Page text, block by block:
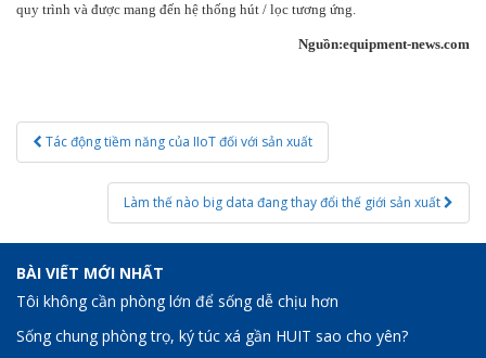
quy trình và được mang đến hệ thống hút / lọc tương ứng.
Nguồn:equipment-news.com
Post
navigation
Tác động tiềm năng của IIoT đối với sản xuất
Làm thế nào big data đang thay đổi thế giới sản xuất
BÀI VIẾT MỚI NHẤT
Tôi không cần phòng lớn để sống dễ chịu hơn
Sống chung phòng trọ, ký túc xá gần HUIT sao cho yên?